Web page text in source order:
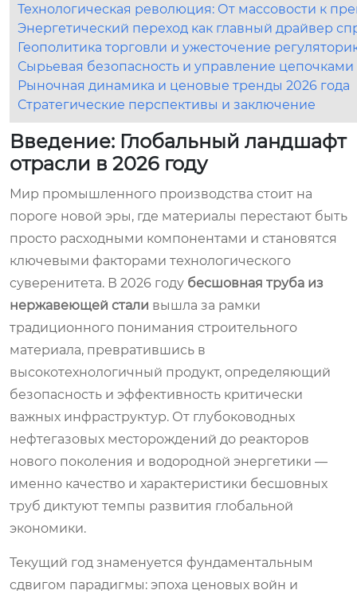
Технологическая революция: От массовости к
Энергетический переход как главный драйвер
Геополитика торговли и ужесточение
Сырьевая безопасность и управление цепочками
Рыночная динамика и ценовые тренды 2026 года
Стратегические перспективы и заключение
Введение: Глобальный ландшафт
отрасли в 2026 году
Мир промышленного производства стоит на
пороге новой эры, где материалы перестают быть
просто расходными компонентами и становятся
ключевыми факторами технологического
суверенитета. В 2026 году бесшовная труба из
нержавеющей стали вышла за рамки
традиционного понимания строительного
материала, превратившись в
высокотехнологичный продукт, определяющий
безопасность и эффективность критически
важных инфраструктур. От глубоководных
нефтегазовых месторождений до реакторов
нового поколения и водородной энергетики —
именно качество и характеристики бесшовных
труб диктуют темпы развития глобальной
экономики.
Текущий год знаменуется фундаментальным
сдвигом парадигмы: эпоха ценовых войн и